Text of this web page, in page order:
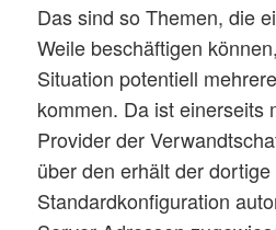
Das sind so Themen, die
Weile beschäftigen
Situation potentiell
kommen. Da ist einerseits
Provider der
über den erhält der
Standardkonfiguration